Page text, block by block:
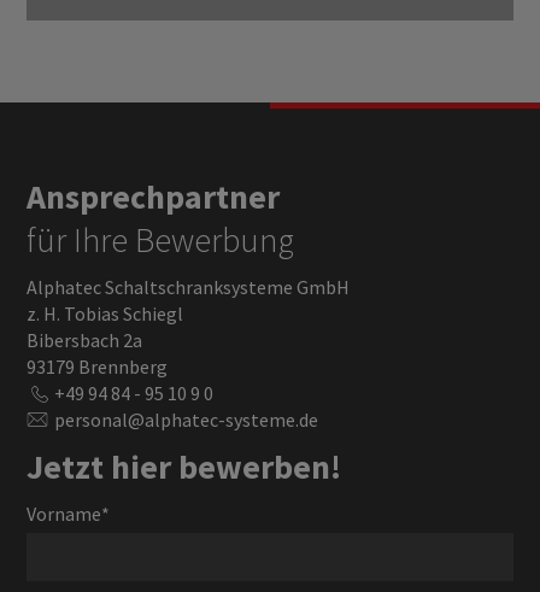
Ansprechpartner
für Ihre Bewerbung
Alphatec Schaltschranksysteme GmbH
z. H. Tobias Schiegl
Bibersbach 2a
93179 Brennberg
+49 94 84 - 95 10 9 0
personal@alphatec-systeme.de
Jetzt hier bewerben!
Vorname*